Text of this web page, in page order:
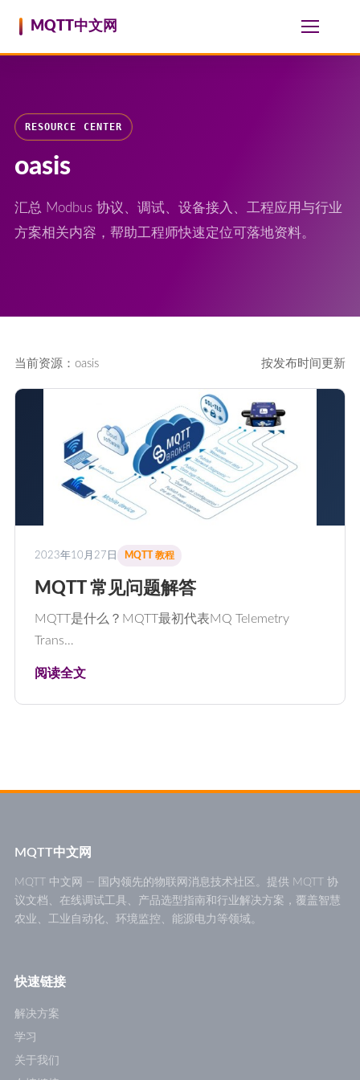
MQTT中文网
RESOURCE CENTER
oasis
汇总 Modbus 协议、调试、设备接入、工程应用与行业
方案相关内容，帮助工程师快速定位可落地资料。
当前资源：oasis 按发布时间更新
2023年10月27日 MQTT 教程
MQTT 常见问题解答
MQTT是什么？MQTT最初代表MQ Telemetry
Trans…
阅读全文
MQTT中文网
MQTT 中文网 — 国内领先的物联网消息技术社区。提供 MQTT 协
议文档、在线调试工具、产品选型指南和行业解决方案，覆盖智慧
农业、工业自动化、环境监控、能源电力等领域。
快速链接
解决方案
学习
关于我们